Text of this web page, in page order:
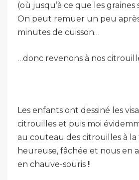
(où jusqu’à ce que les
On peut remuer un peu après
minutes de cuisson…
…donc revenons à nos
Les enfants ont dessiné les
citrouilles et puis moi
au couteau des citrouilles à la
heureuse, fâchée et nous en
en chauve-souris !!